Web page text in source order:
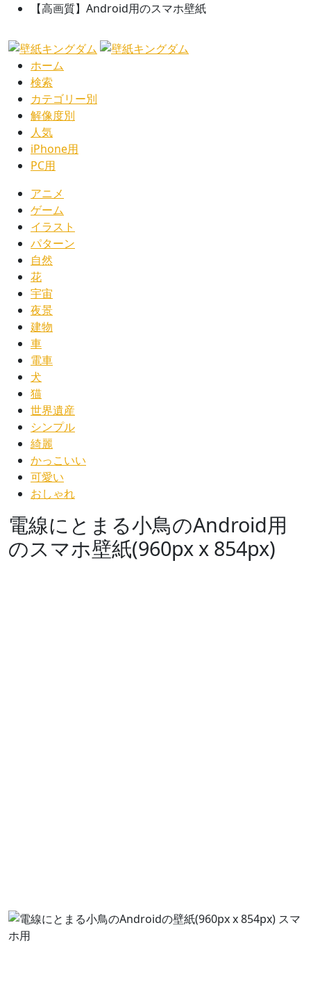
【高画質】Android用のスマホ壁紙
ホーム
検索
カテゴリー別
解像度別
人気
iPhone用
PC用
アニメ
ゲーム
イラスト
パターン
自然
花
宇宙
夜景
建物
車
電車
犬
猫
世界遺産
シンプル
綺麗
かっこいい
可愛い
おしゃれ
電線にとまる小鳥のAndroid用
のスマホ壁紙(960px x 854px)